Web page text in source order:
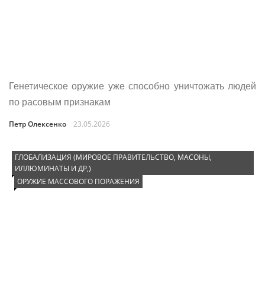
Генетическое оружие уже способно уничтожать людей
по расовым признакам
Петр Олексенко 23.05.2026
ГЛОБАЛИЗАЦИЯ (МИРОВОЕ ПРАВИТЕЛЬСТВО, МАСОНЫ,
ИЛЛЮМИНАТЫ И ДР,)
ОРУЖИЕ МАССОВОГО ПОРАЖЕНИЯ